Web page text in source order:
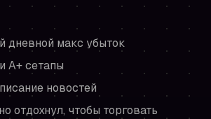
дневной макс убыток
A+ сетапы
новостей
отдохнул, чтобы торговать